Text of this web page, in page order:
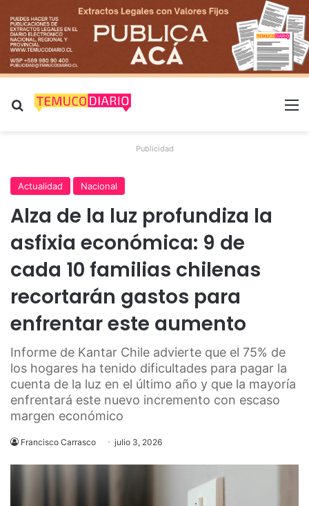
Buscar por
Publicidad
Actualidad Nacional
Alza de la luz profundiza la
asfixia económica: 9 de
cada 10 familias chilenas
recortarán gastos para
enfrentar este aumento
Informe de Kantar Chile advierte que el 75% de
los hogares ha tenido dificultades para pagar la
cuenta de la luz en el último año y que la mayoría
enfrentará este nuevo incremento con escaso
margen económico
Francisco Carrasco julio 3, 2026